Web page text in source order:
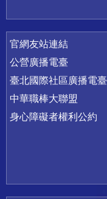
官網友站連結
公營廣播電臺
臺北國際社區廣播電臺
中華職棒大聯盟
身心障礙者權利公約